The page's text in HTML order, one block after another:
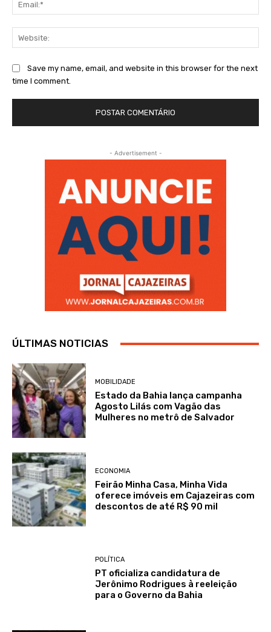
Save my name, email, and website in this browser for the next
time I comment.
- Advertisement -
ÚLTIMAS NOTICIAS
MOBILIDADE
Estado da Bahia lança campanha
Agosto Lilás com Vagão das
Mulheres no metrô de Salvador
ECONOMIA
Feirão Minha Casa, Minha Vida
oferece imóveis em Cajazeiras com
descontos de até R$ 90 mil
POLÍTICA
PT oficializa candidatura de
Jerônimo Rodrigues à reeleição
para o Governo da Bahia